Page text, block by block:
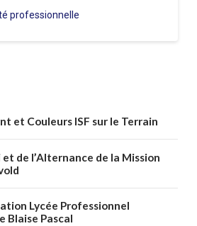
professionnelle
et Couleurs ISF sur le Terrain
et de l’Alternance de la Mission
Lycée Professionnel
Blaise Pascal